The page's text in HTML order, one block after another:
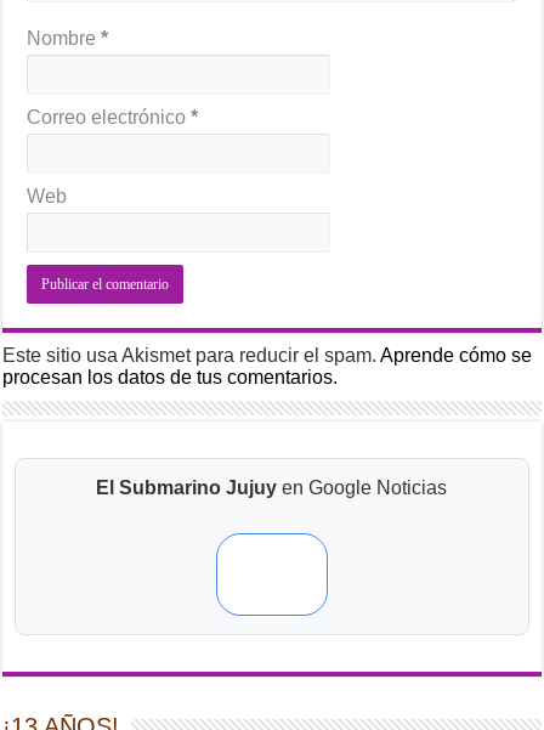
Nombre*
Correo electrónico*
Web
Este sitio usa Akismet para reducir el spam.Aprende cómo se
procesan los datos de tus comentarios.
El Submarino Jujuy en Google Noticias